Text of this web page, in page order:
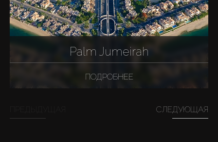
Palm Jumeirah
ПОДРОБНЕЕ
СЛЕДУЮЩАЯ